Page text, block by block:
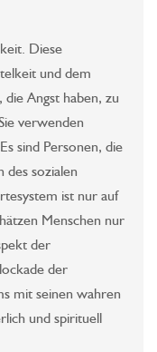
Diese
und dem
Angst haben, zu
verwenden
sind Personen, die
sozialen
ist nur auf
Menschen nur
der
der
mit seinen wahren
und spirituell